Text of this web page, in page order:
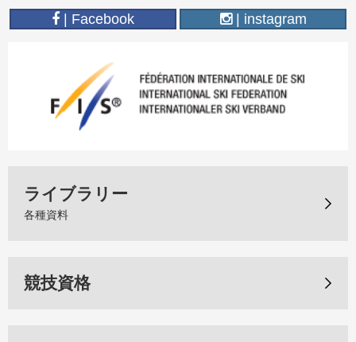
| Facebook | instagram
ライブラリー
各種資料
競技資格